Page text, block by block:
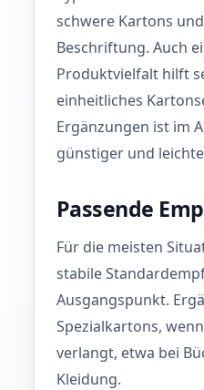
schwere Kartons
Beschriftung. Auch
Produktvielfalt hilft
einheitliches
Ergänzungen ist im
günstiger und
Passende
Für die meisten
stabile
Ausgangspunkt.
Spezialkartons,
verlangt, etwa bei
Kleidung.